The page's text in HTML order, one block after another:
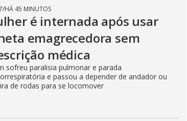
/HÁ 45 MINUTOS
é internada após usar
emagrecedora sem
médica
sofreu paralisia pulmonar e parada
e passou a depender de andador ou
de rodas para se locomover